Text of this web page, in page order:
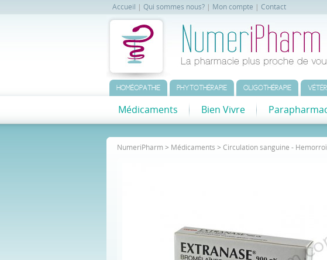
Accueil Qui sommes nous? Mon compte Contact
HOMÉOPATHIE PHYTOTHÉRAPIE OLIGOTHÉRAPIE
Médicaments Bien Vivre
NumeriPharm > Médicaments > Circulation sanguine -